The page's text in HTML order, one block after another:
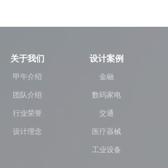
关于我们
甲午介绍
团队介绍
行业荣誉
设计理念
设计案例
金融
数码家电
交通
医疗器械
工业设备